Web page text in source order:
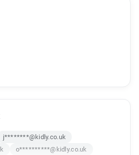
j********@kidly.co.uk
o**********@kidly.co.uk